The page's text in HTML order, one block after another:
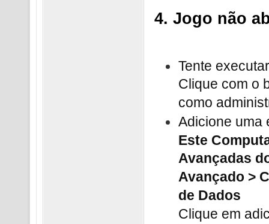
4. Jogo não
Tente
Clique com o
como
Adicione uma
Este
Avançadas
Avançado >
de Dados
Clique em